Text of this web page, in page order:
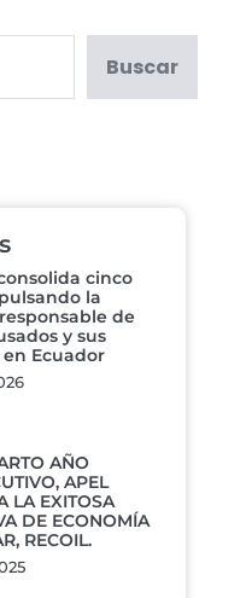
Buscar
cinco
la
de
y sus
en Ecuador
AÑO
APEL
LA EXITOSA
DE ECONOMÍA
RECOIL.